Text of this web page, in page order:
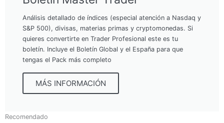
Análisis detallado de índices (especial atención a Nasdaq y
S&P 500), divisas, materias primas y cryptomonedas. Si
quieres convertirte en Trader Profesional este es tu
boletín. Incluye el Boletín Global y el España para que
tengas el Pack más completo
MÁS INFORMACIÓN
Recomendado